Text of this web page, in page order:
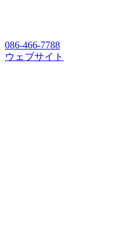
086-466-7788
ウェブサイト